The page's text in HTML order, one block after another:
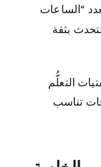
“الساعات
بثقة
التعلُّم
تناسب